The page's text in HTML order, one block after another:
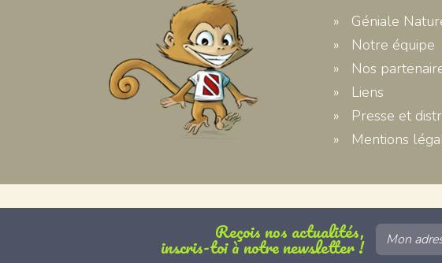
Géniale
Notre équipe
Nos
Liens
Presse et
Mentions
Reçois nos actualités,
inscris-toi à notre newsletter !